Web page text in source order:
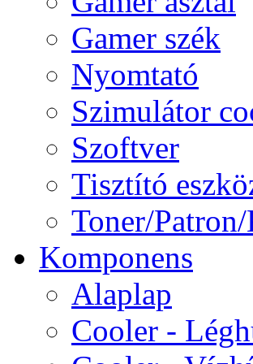
Gamer szék
Nyomtató
Szimulátor
Szoftver
Tisztító
Toner/
Komponens
Alaplap
Cooler -